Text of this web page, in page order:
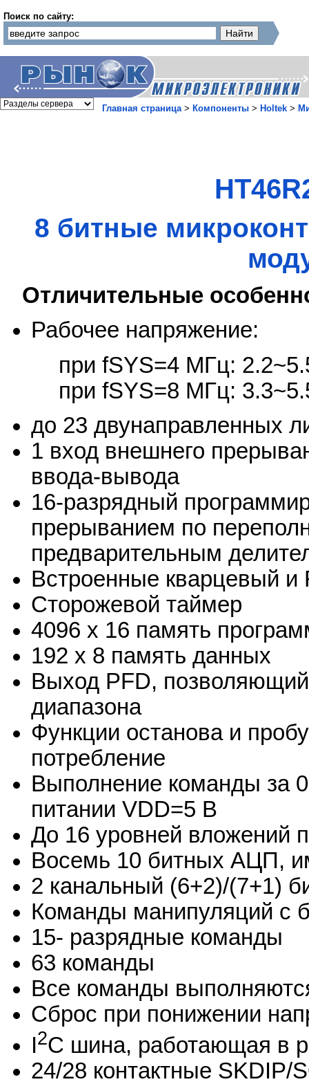
Поиск по сайту:
Главная страница> Компоненты > Holtek >
8 битные
Отличительные
Рабочее напряжение:
при fSYS=4 МГц:
при fSYS=8 МГц:
до 23 двунаправленных
1 вход внешнего
ввода-вывода
16-разрядный
прерыванием по
предварительным
Встроенные кварцевый и
Сторожевой таймер
4096 x 16 память
192 x 8 память данных
Выход PFD,
диапазона
Функции останова и
потребление
Выполнение команды за
питании VDD=5 В
До 16 уровней вложений
Восемь 10 битных АЦП,
2 канальный (6+2)/(7+1)
Команды манипуляций с
15- разрядные команды
63 команды
Все команды
Сброс при понижении
I2C шина, работающая в
24/28 контактные SKDIP/